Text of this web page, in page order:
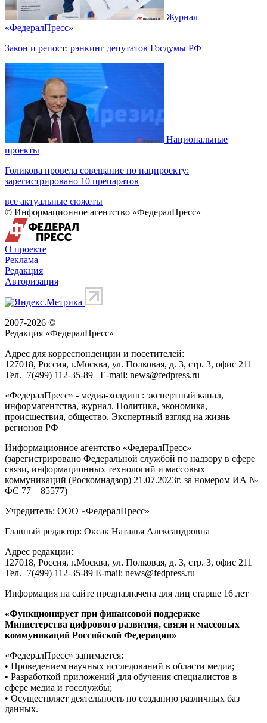
Журнал
«ФедералПресс»
Закон и репост: рэнкинг депутатов Госдумы РФ
Национальные
проекты
Голикова провела совещание по нацпроекту:
зарегистрировано 10 препаратов
все актуальные сюжеты
© Информационное агентство «ФедералПресс»
О проекте
Реклама
Редакция
Авторизация
2007-2026 ©
Редакция «ФедералПресс»
Адрес для корреспонденции и посетителей:
127018, Россия, г.Москва, ул. Полковая, д. 3, стр. 3, офис 211
Тел.+7(499) 112-35-89 E-mail: news@fedpress.ru
«ФедералПресс» - медиа-холдинг: экспертный канал,
информагентства, журнал. Политика, экономика,
происшествия, общество. Экспертный взгляд на жизнь
регионов РФ
Информационное агентство «ФедералПресс»
(зарегистрировано Федеральной службой по надзору в сфере
связи, информационных технологий и массовых
коммуникаций (Роскомнадзор) 21.07.2023г. за номером ИА №
ФС 77 – 85577)
Учредитель: ООО «ФедералПресс»
Главный редактор: Оксак Наталья Александровна
Адрес редакции:
127018, Россия, г.Москва, ул. Полковая, д. 3, стр. 3, офис 211
Тел.+7(499) 112-35-89 E-mail: news@fedpress.ru
Информация на сайте предназначена для лиц старше 16 лет
«Функционирует при финансовой поддержке
Министерства цифрового развития, связи и массовых
коммуникаций Российской Федерации»
«ФедералПресс» занимается:
• Проведением научных исследований в области медиа;
• Разработкой приложений для обучения специалистов в
сфере медиа и госслужбы;
• Осуществляет деятельность по созданию различных баз
данных.